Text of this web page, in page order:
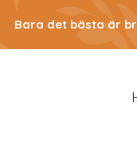
Bara det bästa är